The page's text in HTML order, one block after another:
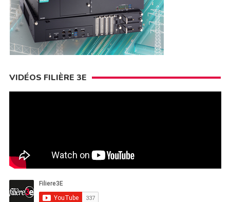
VIDÉOS FILIÈRE 3E